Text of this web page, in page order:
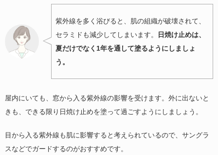
紫外線を多く浴びると、肌の組織が破壊されて、
セラミドも減少してしまいます。
日焼け止めは、
夏だけでなく1年を通して塗るようにしましょ
う。
屋内にいても、窓から入る紫外線の影響を受けます。外に出ないと
きも、できる限り日焼け止めを塗って過ごすようにしましょう。
目から入る紫外線も肌に影響すると考えられているので、サングラ
スなどでガードするのがおすすめです。